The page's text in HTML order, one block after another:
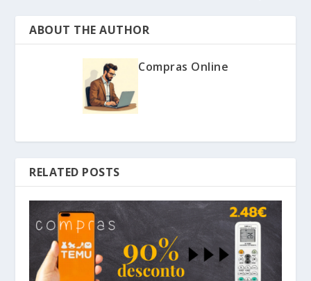
ABOUT THE AUTHOR
Compras Online
RELATED POSTS